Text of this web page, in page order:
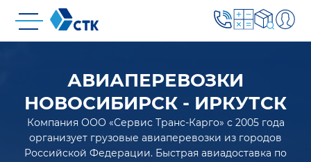
АВИАПЕРЕВОЗКИ
НОВОСИБИРСК - ИРКУТСК
Компания ООО «Сервис Транс-Карго» с 2005 года
организует грузовые авиаперевозки из городов
Российской Федерации. Быстрая авиадоставка по